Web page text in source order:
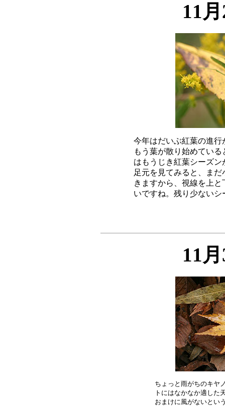
11
今年はだいぶ紅葉の進
もう葉が散り始めてい
はもうじき紅葉シーズ
足元を見てみると、ま
きますから、視線を上
11
ちょっと雨がちのキヤ
トにはなかなか適した
おまけに風がないとい